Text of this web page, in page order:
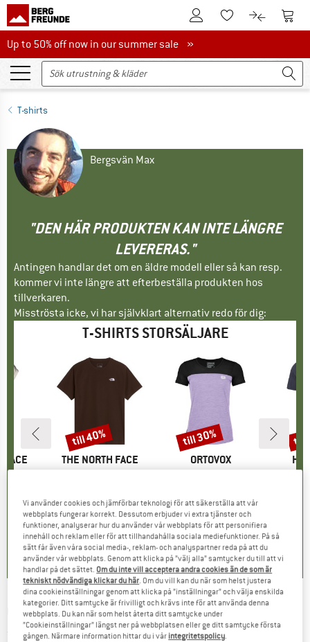
Till kundkontotTill minneslistan.
Till Till
Up to 50% off now in our summer sale
Up to 50% off now in our summer sale »
T-shirts
Bergsvän Max
"DEN HÄR PRODUKTEN KAN INTE LÄNGRE
LEVERERAS."
Antingen handlar det om en äldre modell eller så kan resp.
kommer vi inte längre att efterbeställa produkten hos
tillverkaren.
Misströsta icke, vi har självklart alternativ redo för dig:
T-SHIRTS STORSÄLJARE
FACE
Tank
pris
27,97 €
)
VARUMÄRKE
THE NORTH FACE
Pris
26,95 € Reducerat pris
från16,17 €
+10
4,8(8)
Rabatt
till 40%
VARUMÄRKE
ORTOVOX
Pris
89,95 € Reducerat pris
från62,97 €
4,7(24)
Rabatt
till 30%
Produkter
till
O'NEILL -Box Logo T-Shirt - T-shirt
(0)
Vi använder cookies och jämförbar teknologi för att säkerställa att vår
webbplats fungerar korrekt. Dessutom erbjuder vi extra tjänster och
funktioner, analyserar hur du använder vår webbplats för att personifiera
innehåll och reklam eller för att tillhandahålla sociala mediefunktioner. På så
sätt får även våra social media-, reklam- och analyspartner reda på att du
använder vår webbplats. Genom att klicka på ”välj alla” samtycker du till att vi
handlar på det sättet. Om du inte vill acceptera andra cookies än de som är
tekniskt nödvändiga klickar du här. Om du vill kan du när som helst justera
dina cookieinställningar genom att klicka på ”inställningar” och välja enskilda
kategorier. Ditt samtycke är frivilligt och krävs inte för att använda denna
webbplats. Du kan när som helst återta ditt samtycke under
”Cookieinställningar” längst ner på webbplatsen eller ge ditt samtycke första
gången. Närmare information hittar du i vår integritetspolicy.